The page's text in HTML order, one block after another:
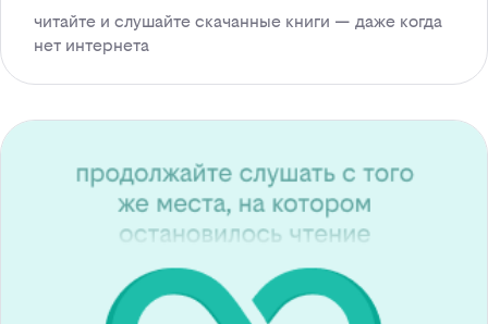
читайте и слушайте скачанные книги — даже когда
нет интернета